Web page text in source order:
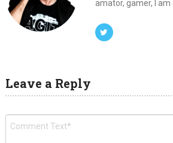
amator, gamer, I
Leave a Reply